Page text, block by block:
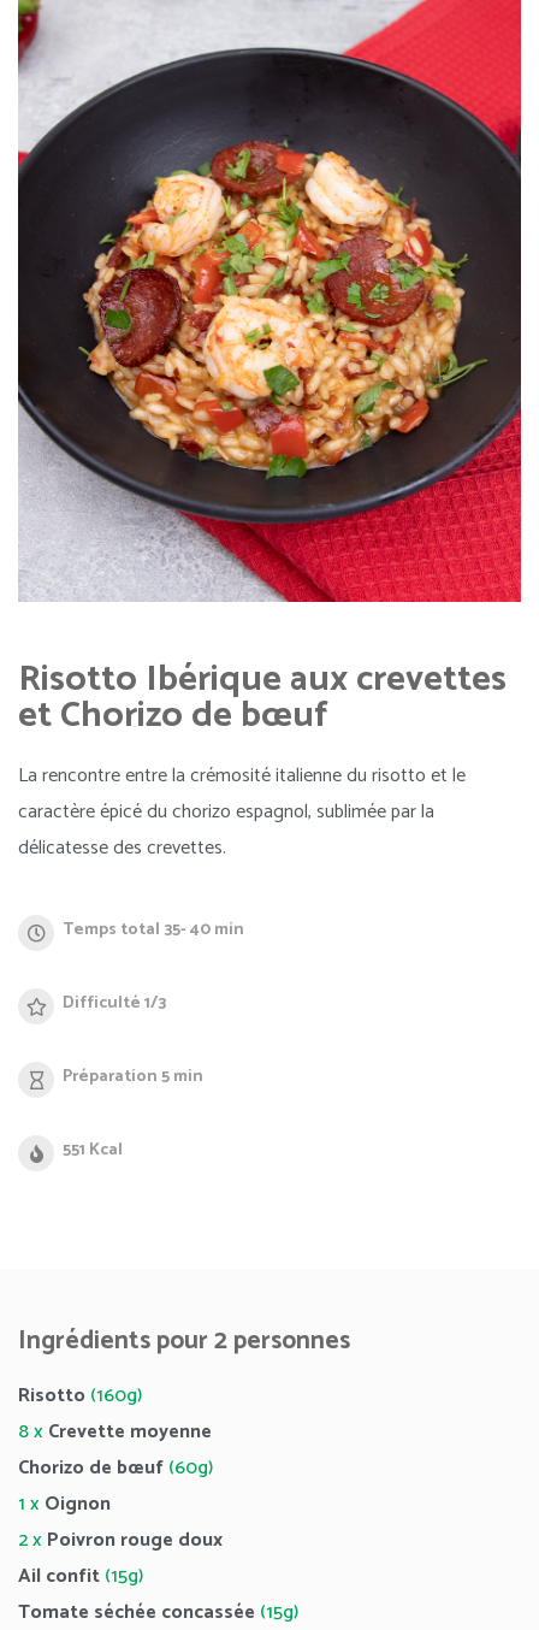
Risotto Ibérique aux crevettes
et Chorizo de bœuf
La rencontre entre la crémosité italienne du risotto et le
caractère épicé du chorizo espagnol, sublimée par la
délicatesse des crevettes.
Temps total 35- 40 min
Difficulté 1/3
Préparation 5 min
551 Kcal
Ingrédients pour 2 personnes
Risotto (160g)
8 xCrevette moyenne
Chorizo de bœuf(60g)
1 xOignon
2 xPoivron rouge doux
Ail confit(15g)
Tomate séchée concassée (15g)